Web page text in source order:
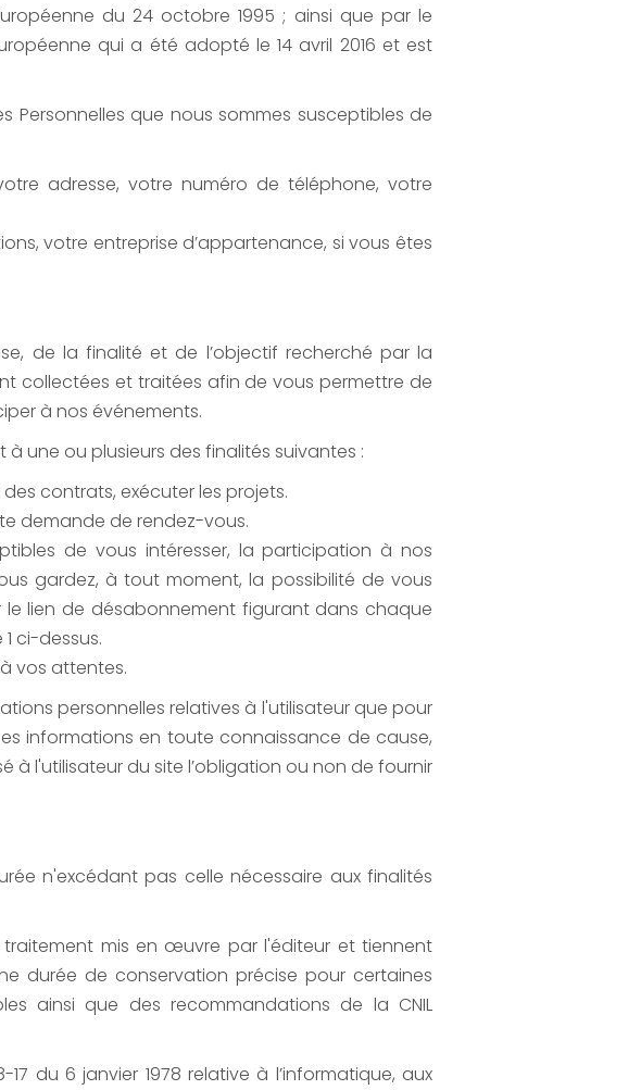
du 24 octobre 1995 ; ainsi que par le
qui a été adopté le 14 avril 2016 et est
Personnelles que nous sommes susceptibles de
adresse, votre numéro de téléphone, votre
votre entreprise d’appartenance, si vous êtes
de la finalité et de l’objectif recherché par la
collectées et traitées afin de vous permettre de
à nos événements.
une ou plusieurs des finalités suivantes :
contrats, exécuter les projets.
demande de rendez-vous.
de vous intéresser, la participation à nos
gardez, à tout moment, la possibilité de vous
lien de désabonnement figurant dans chaque
ci-dessus.
vos attentes.
personnelles relatives à l'utilisateur que pour
informations en toute connaissance de cause,
à l'utilisateur du site l’obligation ou non de fournir
n'excédant pas celle nécessaire aux finalités
mis en œuvre par l'éditeur et tiennent
durée de conservation précise pour certaines
ainsi que des recommandations de la CNIL
du 6 janvier 1978 relative à l’informatique, aux